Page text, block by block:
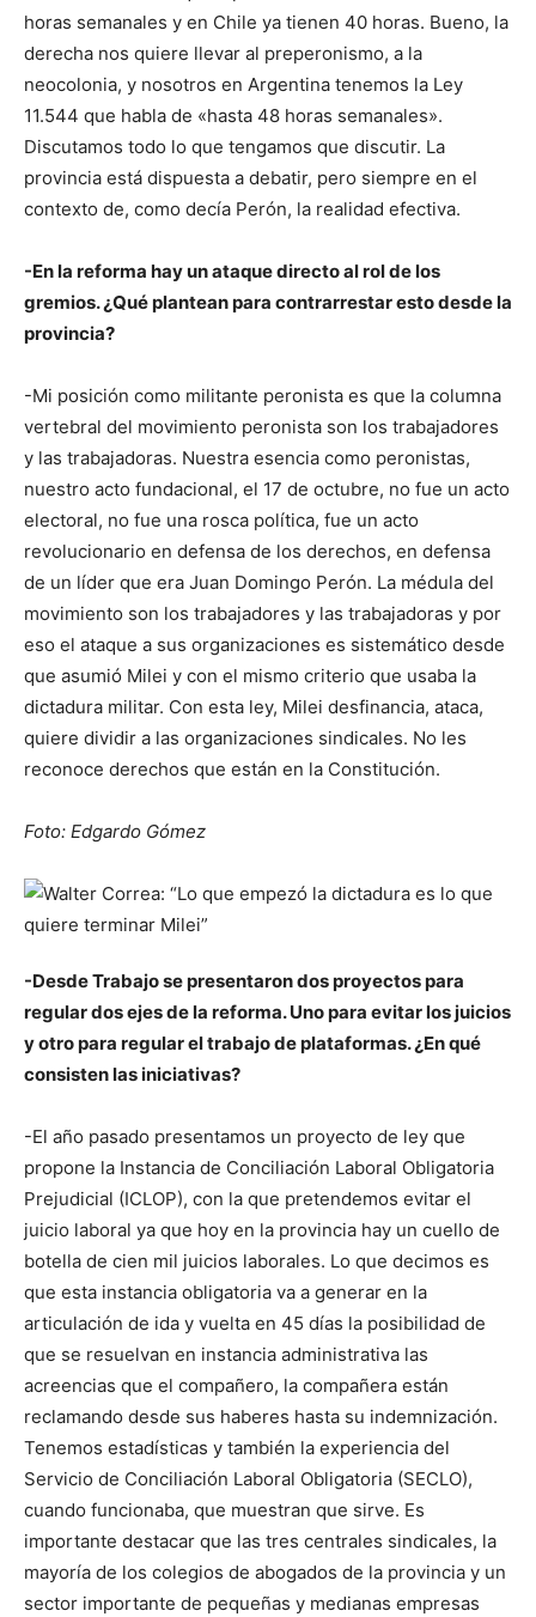
horas semanales y en Chile ya tienen 40 horas. Bueno, la
derecha nos quiere llevar al preperonismo, a la
neocolonia, y nosotros en Argentina tenemos la Ley
11.544 que habla de «hasta 48 horas semanales».
Discutamos todo lo que tengamos que discutir. La
provincia está dispuesta a debatir, pero siempre en el
contexto de, como decía Perón, la realidad efectiva.
-En la reforma hay un ataque directo al rol de los
gremios. ¿Qué plantean para contrarrestar esto desde la
provincia?
-Mi posición como militante peronista es que la columna
vertebral del movimiento peronista son los trabajadores
y las trabajadoras. Nuestra esencia como peronistas,
nuestro acto fundacional, el 17 de octubre, no fue un acto
electoral, no fue una rosca política, fue un acto
revolucionario en defensa de los derechos, en defensa
de un líder que era Juan Domingo Perón. La médula del
movimiento son los trabajadores y las trabajadoras y por
eso el ataque a sus organizaciones es sistemático desde
que asumió Milei y con el mismo criterio que usaba la
dictadura militar. Con esta ley, Milei desfinancia, ataca,
quiere dividir a las organizaciones sindicales. No les
reconoce derechos que están en la Constitución.
Foto: Edgardo Gómez
-Desde Trabajo se presentaron dos proyectos para
regular dos ejes de la reforma. Uno para evitar los juicios
y otro para regular el trabajo de plataformas. ¿En qué
consisten las iniciativas?
-El año pasado presentamos un proyecto de ley que
propone la Instancia de Conciliación Laboral Obligatoria
Prejudicial (ICLOP), con la que pretendemos evitar el
juicio laboral ya que hoy en la provincia hay un cuello de
botella de cien mil juicios laborales. Lo que decimos es
que esta instancia obligatoria va a generar en la
articulación de ida y vuelta en 45 días la posibilidad de
que se resuelvan en instancia administrativa las
acreencias que el compañero, la compañera están
reclamando desde sus haberes hasta su indemnización.
Tenemos estadísticas y también la experiencia del
Servicio de Conciliación Laboral Obligatoria (SECLO),
cuando funcionaba, que muestran que sirve. Es
importante destacar que las tres centrales sindicales, la
mayoría de los colegios de abogados de la provincia y un
sector importante de pequeñas y medianas empresas